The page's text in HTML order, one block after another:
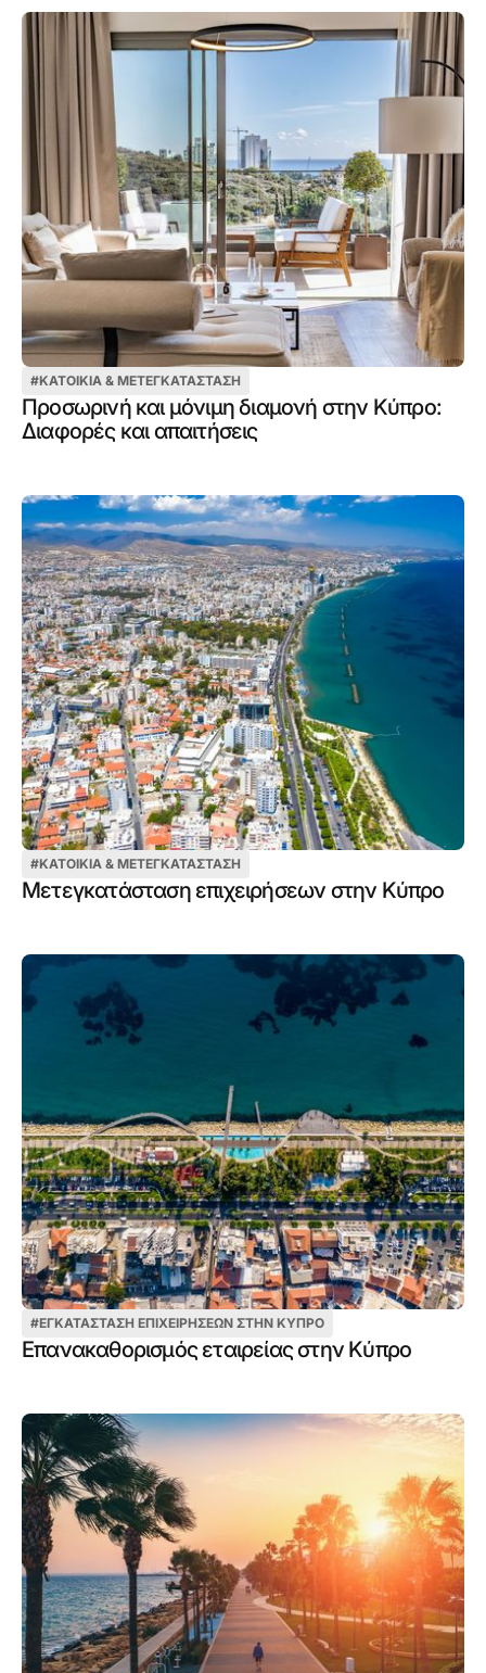
#ΚΑΤΟΙΚΊΑ & ΜΕΤΕΓΚΑΤΆΣΤΑΣΗ
Προσωρινή και μόνιμη διαμονή στην Κύπρο:
Διαφορές και απαιτήσεις
#ΚΑΤΟΙΚΊΑ & ΜΕΤΕΓΚΑΤΆΣΤΑΣΗ
Μετεγκατάσταση επιχειρήσεων στην Κύπρο
#ΕΓΚΑΤΆΣΤΑΣΗ ΕΠΙΧΕΙΡΉΣΕΩΝ ΣΤΗΝ ΚΎΠΡΟ
Επανακαθορισμός εταιρείας στην Κύπρο